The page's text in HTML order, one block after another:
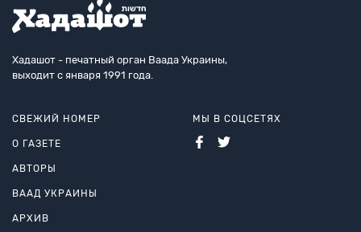
Хадашот - печатный орган Ваада Украины,
выходит с января 1991 года.
СВЕЖИЙ НОМЕР
О ГАЗЕТЕ
АВТОРЫ
ВААД УКРАИНЫ
АРХИВ
МЫ В СОЦСЕТЯХ